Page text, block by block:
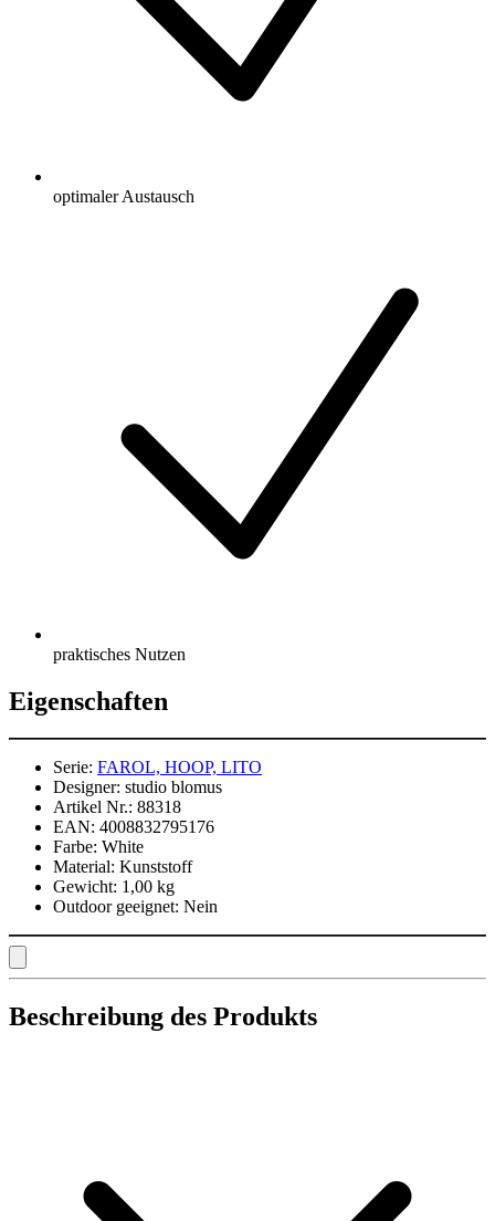
optimaler Austausch
praktisches Nutzen
Eigenschaften
Serie: FAROL, HOOP, LITO
Designer: studio blomus
Artikel Nr.: 88318
EAN: 4008832795176
Farbe: White
Material: Kunststoff
Gewicht: 1,00 kg
Outdoor geeignet: Nein
Beschreibung des Produkts